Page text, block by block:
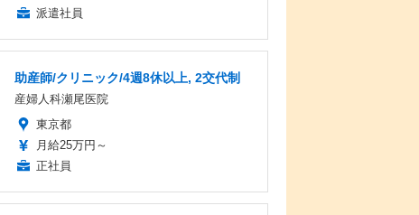
派遣社員
助産師/クリニック/4週8休以上, 2交代制
産婦人科瀬尾医院
東京都
月給25万円～
正社員